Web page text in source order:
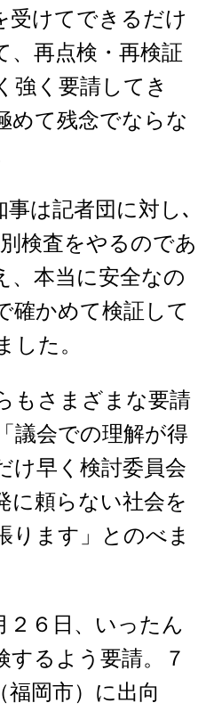
受けてできるだけ
、再点検・再検証
強く要請してき
めて残念でならな
は記者団に対し､
検査をやるのであ
、本当に安全なの
確かめて検証して
した。
もさまざまな要請
議会での理解が得
け早く検討委員会
に頼らない社会を
ります」とのべま
６日、いったん
するよう要請。７
福岡市）に出向